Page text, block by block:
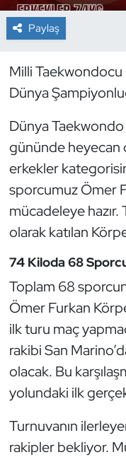
Paylaş
Milli
Dünya
Dünya Taekwondo
gününde heyecan
erkekler
sporcumuz Ömer
mücadeleye hazır.
olarak katılan
74 Kiloda 68
Toplam 68
Ömer Furkan
ilk turu maç
rakibi San
olacak. Bu
yolundaki ilk
Turnuvanın
rakipler bekliyor.
Dans Sporları
Dövüş Sanatı
E-Spor
Eskrim
Futbol
Futsal
Golf
Halter
Hava Sporları
Hentbol